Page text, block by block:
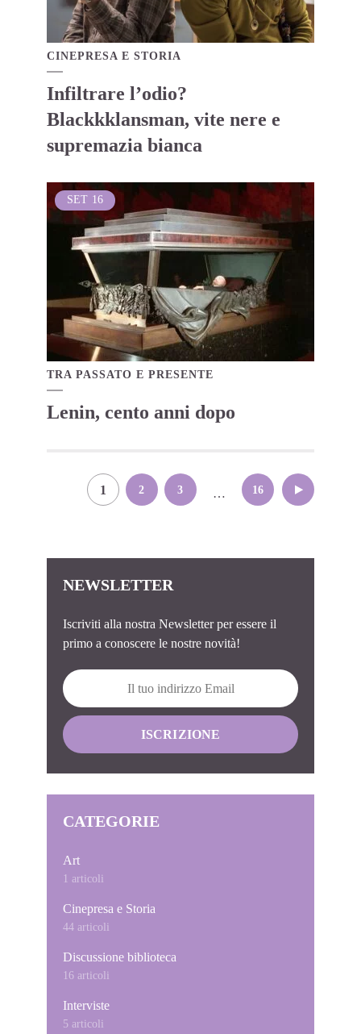
CINEPRESA E STORIA
Infiltrare l’odio?
Blackkklansman, vite nere e
supremazia bianca
SET 16
TRA PASSATO E PRESENTE
Lenin, cento anni dopo
NEWSLETTER
Iscriviti alla nostra Newsletter per essere il
primo a conoscere le nostre novità!
CATEGORIE
Art
1 articoli
Cinepresa e Storia
44 articoli
Discussione biblioteca
16 articoli
Interviste
5 articoli
Paginazione
1 2 3 … 16